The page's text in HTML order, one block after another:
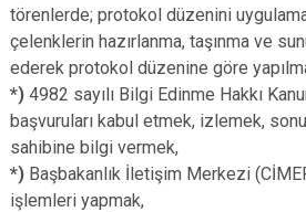
törenlerde; protokol düzenini
çelenklerin hazırlanma, taşınma ve
ederek protokol düzenine göre
*) 4982 sayılı Bilgi Edinme Hakkı
başvuruları kabul etmek, izlemek,
sahibine bilgi vermek,
*) Başbakanlık İletişim Merkezi
işlemleri yapmak,